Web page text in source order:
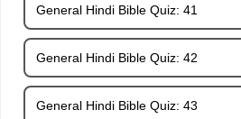
General Hindi Bible Quiz: 41
General Hindi Bible Quiz: 42
General Hindi Bible Quiz: 43